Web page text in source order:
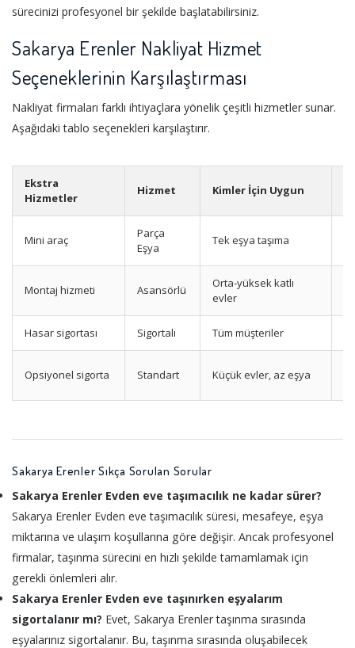
sürecinizi profesyonel bir şekilde başlatabilirsiniz.
Sakarya Erenler Nakliyat Hizmet
Seçeneklerinin Karşılaştırması
Nakliyat firmaları farklı ihtiyaçlara yönelik çeşitli hizmetler sunar.
Aşağıdaki tablo seçenekleri karşılaştırır.
Ekstra
Hizmetler
Hizmet Kimler İçin Uygun
Mini araç
Parça
Eşya
Tek eşya taşıma
Montaj hizmeti Asansörlü
Orta-yüksek katlı
evler
Hasar sigortası Sigortalı Tüm müşteriler
Opsiyonel sigorta Standart Küçük evler, az eşya
Sakarya Erenler Sıkça Sorulan Sorular
Sakarya Erenler Evden eve taşımacılık ne kadar sürer?
Sakarya Erenler Evden eve taşımacılık süresi, mesafeye, eşya
miktarına ve ulaşım koşullarına göre değişir. Ancak profesyonel
firmalar, taşınma sürecini en hızlı şekilde tamamlamak için
gerekli önlemleri alır.
Sakarya Erenler Evden eve taşınırken eşyalarım
sigortalanır mı? Evet, Sakarya Erenler taşınma sırasında
eşyalarınız sigortalanır. Bu, taşınma sırasında oluşabilecek